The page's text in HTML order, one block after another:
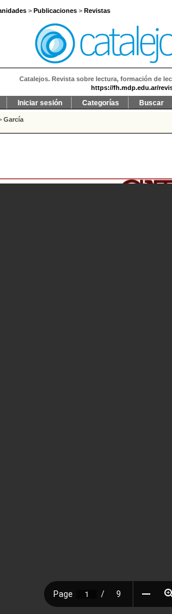
> Publicaciones > Revistas
Catalejos. Revista sobre lectura, formación de
https://fh.mdp.edu.ar/
Iniciar sesión Categorías Buscar
García